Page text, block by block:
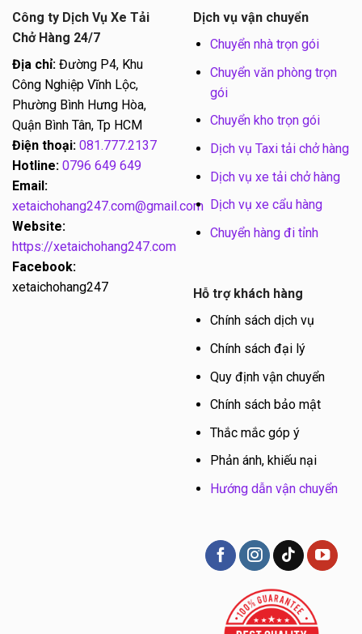
Công ty Dịch Vụ Xe Tải
Chở Hàng 24/7
Địa chỉ: Đường P4, Khu
Công Nghiệp Vĩnh Lộc,
Phường Bình Hưng Hòa,
Quận Bình Tân, Tp HCM
Điện thoại: 081.777.2137
Hotline: 0796 649 649
Email:
xetaichohang247.com@gmail.com
Website:
https://xetaichohang247.com
Facebook:
xetaichohang247
Dịch vụ vận chuyển
Chuyển nhà trọn gói
Chuyển văn phòng trọn
gói
Chuyển kho trọn gói
Dịch vụ Taxi tải chở hàng
Dịch vụ xe tải chở hàng
Dịch vụ xe cẩu hàng
Chuyển hàng đi tỉnh
Hỗ trợ khách hàng
Chính sách dịch vụ
Chính sách đại lý
Quy định vận chuyển
Chính sách bảo mật
Thắc mắc góp ý
Phản ánh, khiếu nại
Hướng dẫn vận chuyển